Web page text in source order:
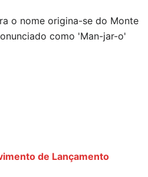
o nome origina-se do Monte
como 'Man-jar-o'
de Lançamento